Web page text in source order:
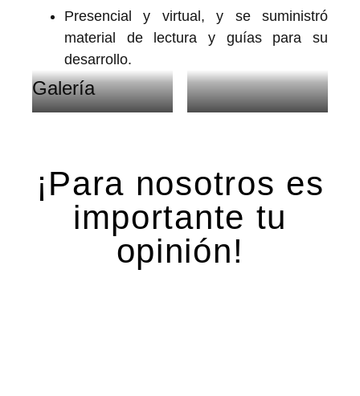
Presencial y virtual, y se suministró
material de lectura y guías para su
desarrollo.
Galería
¡Para nosotros es
importante tu
opinión!